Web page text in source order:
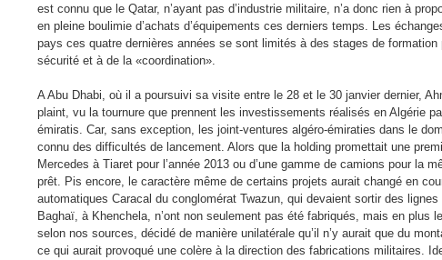
est connu que le Qatar, n’ayant pas d’industrie militaire, n’a donc rien à
en pleine boulimie d’achats d’équipements ces derniers temps. Les
pays ces quatre dernières années se sont limités à des stages de
sécurité et à de la «coordination».
A Abu Dhabi, où il a poursuivi sa visite entre le 28 et le 30 janvier dernier,
plaint, vu la tournure que prennent les investissements réalisés en Algérie
émiratis. Car, sans exception, les joint-ventures algéro-émiraties dans le
connu des difficultés de lancement. Alors que la holding promettait une
Mercedes à Tiaret pour l’année 2013 ou d’une gamme de camions pour la
prêt. Pis encore, le caractère même de certains projets aurait changé en
automatiques Caracal du conglomérat Twazun, qui devaient sortir des lignes
Baghaï, à Khenchela, n’ont non seulement pas été fabriqués, mais en plus
selon nos sources, décidé de manière unilatérale qu’il n’y aurait que du
ce qui aurait provoqué une colère à la direction des fabrications militaires.